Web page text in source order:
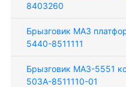
8403260
Брызговик МАЗ
5440-8511111
Брызговик МАЗ-5551
503А-8511110-01